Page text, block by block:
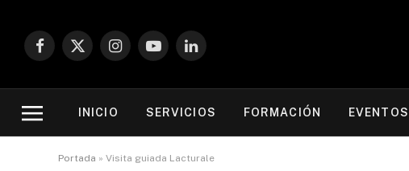
Facebook
X
InstagramYouTubeLinkedIn
INICIO SERVICIOS FORMACIÓN EVENTOS
Portada » Visita guiada Lacturale